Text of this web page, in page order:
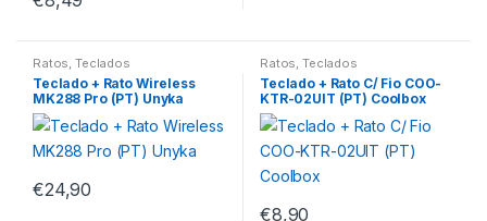
Ratos,Teclados
Teclado + Rato Wireless
MK288 Pro (PT) Unyka
€24,90
Ratos,Teclados
Teclado + Rato C/ Fio COO-
KTR-02UIT (PT) Coolbox
€8,90